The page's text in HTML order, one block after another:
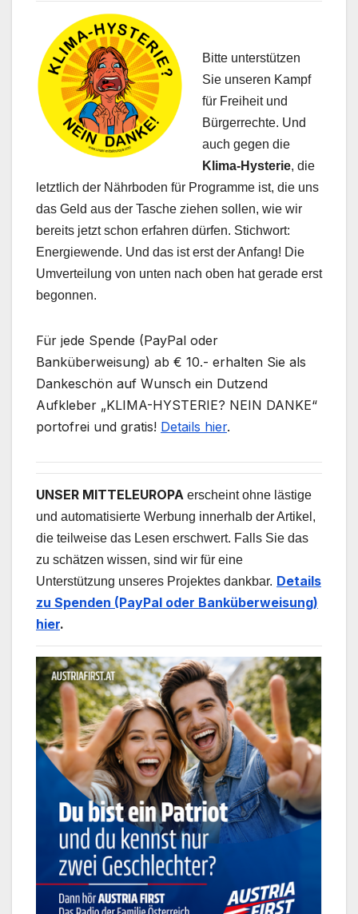
Bitte unterstützen
Sie unseren Kampf
für Freiheit und
Bürgerrechte. Und
auch gegen die
Klima-Hysterie, die
letztlich der Nährboden für Programme ist, die uns
das Geld aus der Tasche ziehen sollen, wie wir
bereits jetzt schon erfahren dürfen. Stichwort:
Energiewende. Und das ist erst der Anfang! Die
Umverteilung von unten nach oben hat gerade erst
begonnen.
Für jede Spende (PayPal oder
Banküberweisung) ab € 10.- erhalten Sie als
Dankeschön auf Wunsch ein Dutzend
Aufkleber „KLIMA-HYSTERIE? NEIN DANKE“
portofrei und gratis! Details hier.
UNSER MITTELEUROPA erscheint ohne lästige
und automatisierte Werbung innerhalb der Artikel,
die teilweise das Lesen erschwert. Falls Sie das
zu schätzen wissen, sind wir für eine
Unterstützung unseres Projektes dankbar. Details
zu Spenden (PayPal oder Banküberweisung)
hier.